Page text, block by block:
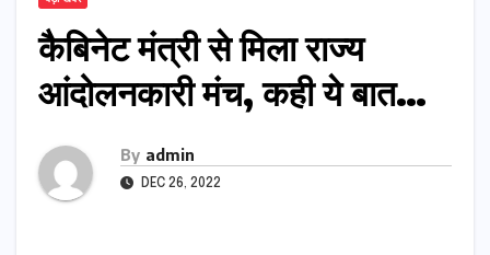
कैबिनेट मंत्री से मिला राज्य
आंदोलनकारी मंच, कही ये बात…
By admin
DEC 26, 2022